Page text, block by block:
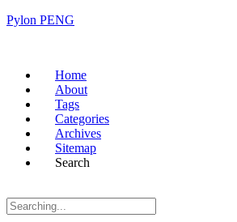
Pylon PENG
Home
About
Tags
Categories
Archives
Sitemap
Search